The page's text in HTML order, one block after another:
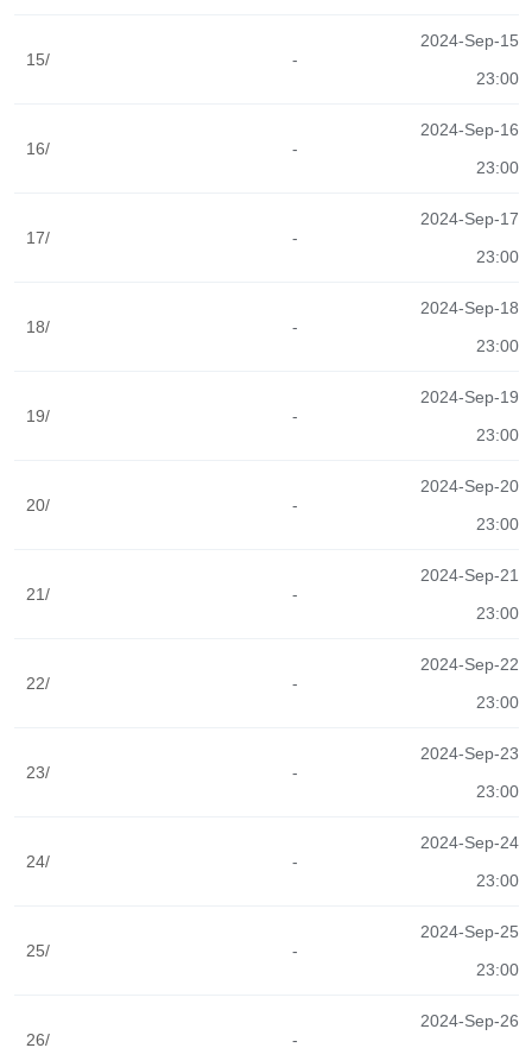
15/ -
2024-Sep-15
23:00
16/ -
2024-Sep-16
23:00
17/ -
2024-Sep-17
23:00
18/ -
2024-Sep-18
23:00
19/ -
2024-Sep-19
23:00
20/ -
2024-Sep-20
23:00
21/ -
2024-Sep-21
23:00
22/ -
2024-Sep-22
23:00
23/ -
2024-Sep-23
23:00
24/ -
2024-Sep-24
23:00
25/ -
2024-Sep-25
23:00
26/ -
2024-Sep-26